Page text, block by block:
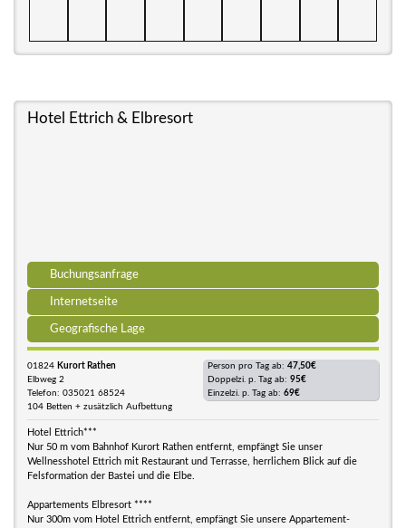
Hotel Ettrich & Elbresort
Buchungsanfrage
Internetseite
Geografische Lage
01824 Kurort Rathen
Elbweg 2
Telefon: 035021 68524
104 Betten + zusätzlich Aufbettung
Person pro Tag ab: 47,50€
Doppelzi. p. Tag ab: 95€
Einzelzi. p. Tag ab: 69€
Hotel Ettrich***
Nur 50 m vom Bahnhof Kurort Rathen entfernt, empfängt Sie unser
Wellnesshotel Ettrich mit Restaurant und Terrasse, herrlichem Blick auf die
Felsformation der Bastei und die Elbe.
Appartements Elbresort ****
Nur 300m vom Hotel Ettrich entfernt, empfängt Sie unsere Appartement-